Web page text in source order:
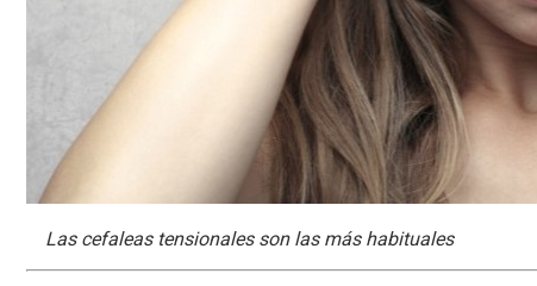
Las cefaleas tensionales son las más habituales